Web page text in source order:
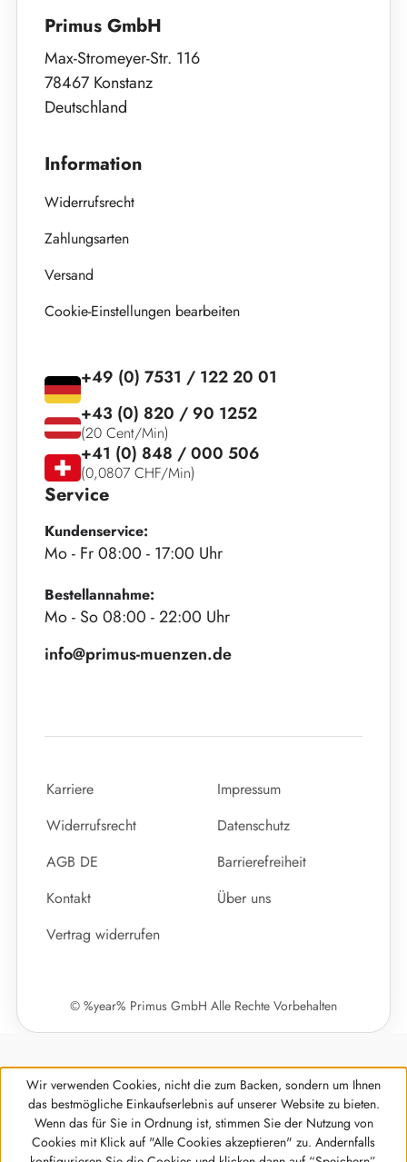
Primus GmbH
Max-Stromeyer-Str. 116
78467 Konstanz
Deutschland
Information
Widerrufsrecht
Zahlungsarten
Versand
Cookie-Einstellungen bearbeiten
Service
Kundenservice:
Mo - Fr 08:00 - 17:00 Uhr
Bestellannahme:
Mo - So 08:00 - 22:00 Uhr
info@primus-muenzen.de
+49 (0) 7531 / 122 20 01
+43 (0) 820 / 90 1252
(20 Cent/Min)
+41 (0) 848 / 000 506
(0,0807 CHF/Min)
Karriere
Impressum
Widerrufsrecht
Datenschutz
AGB DE
Barrierefreiheit
Kontakt
Über uns
Vertrag widerrufen
© %year% Primus GmbH Alle Rechte Vorbehalten
Werkzeugleiste anzeigen
Wir verwenden Cookies, nicht die zum Backen, sondern um Ihnen
das bestmögliche Einkaufserlebnis auf unserer Website zu bieten.
Wenn das für Sie in Ordnung ist, stimmen Sie der Nutzung von
Cookies mit Klick auf "Alle Cookies akzeptieren" zu. Andernfalls